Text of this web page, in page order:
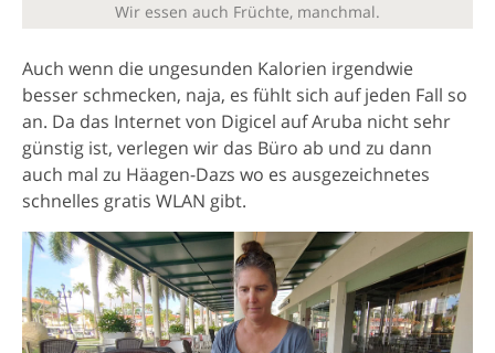
Wir essen auch Früchte, manchmal.
Auch wenn die ungesunden Kalorien irgendwie
besser schmecken, naja, es fühlt sich auf jeden Fall so
an. Da das Internet von Digicel auf Aruba nicht sehr
günstig ist, verlegen wir das Büro ab und zu dann
auch mal zu Häagen-Dazs wo es ausgezeichnetes
schnelles gratis WLAN gibt.